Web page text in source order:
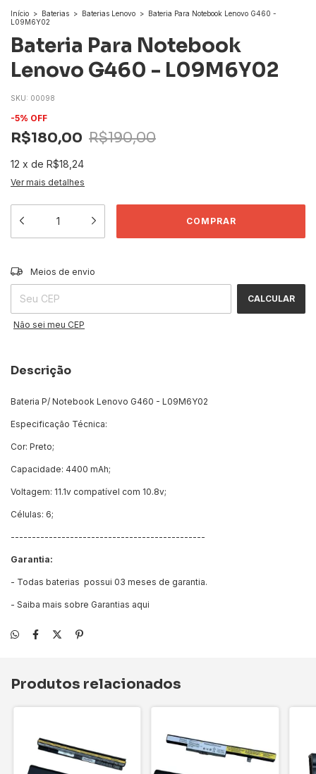
Início > Baterias > Baterias Lenovo > Bateria Para Notebook Lenovo G460 -
L09M6Y02
Bateria Para Notebook
Lenovo G460 - L09M6Y02
SKU: 00098
-5% OFF
R$180,00 R$190,00
12 x de R$18,24
Ver mais detalhes
Entregas para o CEP:
Meios de envio
CALCULAR
Não sei meu CEP
Descrição
Bateria P/ Notebook Lenovo G460 - L09M6Y02
Especificação Técnica:
Cor: Preto;
Capacidade: 4400 mAh;
Voltagem: 11.1v compatível com 10.8v;
Células: 6;
----------------------------------------------
Garantia:
- Todas baterias possui 03 meses de garantia.
- Saiba mais sobre Garantias aqui
Produtos relacionados